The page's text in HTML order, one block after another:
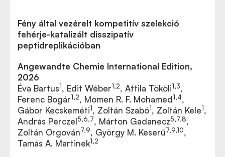
Fény által vezérelt kompetitív szelekció
fehérje-katalizált disszipatív
peptidreplikációban
Angewandte Chemie International Edition,
2026
Éva Bartus1, Edit Wéber1,2, Attila Tököli1,3,
Ferenc Bogár1,2, Momen R. F. Mohamed1,4,
Gábor Kecskeméti1, Zoltán Szabó1, Zoltán Kele1,
András Perczel5,6,7, Márton Gadanecz5,7,8,
Zoltán Orgován7,9, György M. Keserű7,9,10,
Tamás A. Martinek1,2